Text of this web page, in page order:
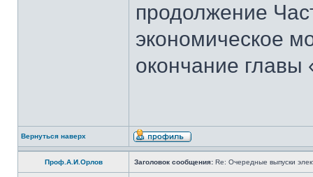
продолжение
экономическое
окончание
Вернуться наверх
Проф.А.И.Орлов Заголовок сообщения: Re: Очередные выпуски